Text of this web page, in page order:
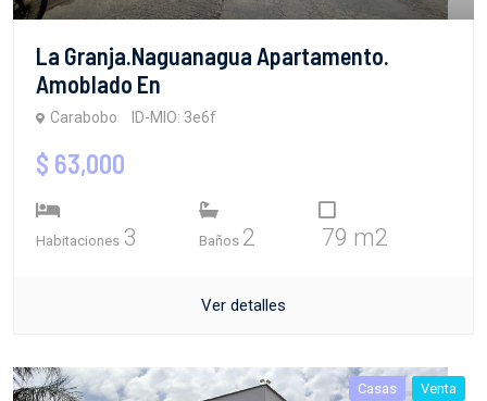
La Granja.Naguanagua Apartamento.
Amoblado En
Carabobo ID-MIO: 3e6f
$ 63,000
Habitaciones 3 Baños 2 79 m2
Ver detalles
Casas Venta